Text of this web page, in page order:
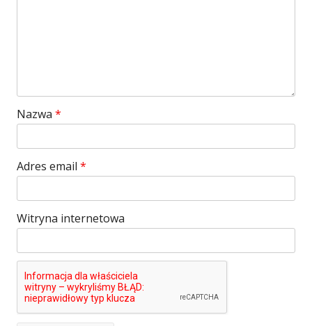
Nazwa *
Adres email *
Witryna internetowa